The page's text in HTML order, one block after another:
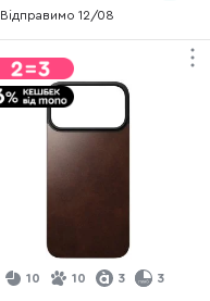
Відправимо 12/08
10 10 3 3